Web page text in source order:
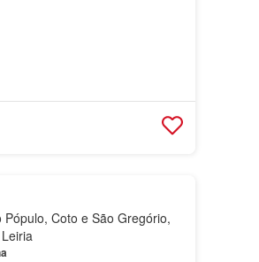
Coto e São Gregório,